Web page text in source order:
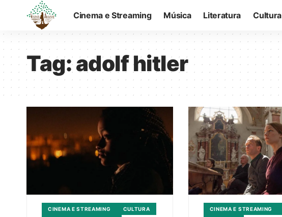
Cinema e Streaming Música Literatura Cultura
Tag:adolf hitler
CINEMA E STREAMING
CULTURA
CINEMA E STREAMING